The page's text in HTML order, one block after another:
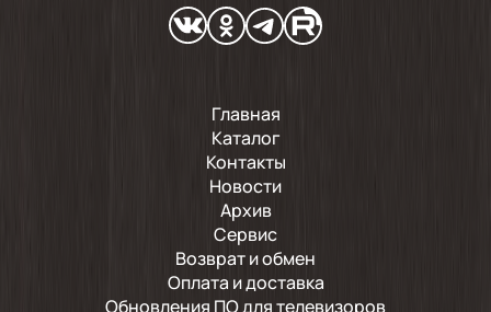
Главная
Каталог
Контакты
Новости
Архив
Сервис
Возврат и обмен
Оплата и доставка
Обновления ПО для телевизоров